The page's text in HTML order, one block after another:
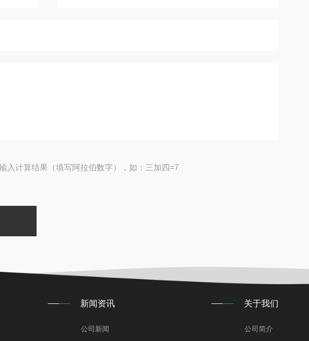
入计算结果（填写阿拉伯数字），如：三加四=7
新闻资讯
公司新闻
关于我们
公司简介